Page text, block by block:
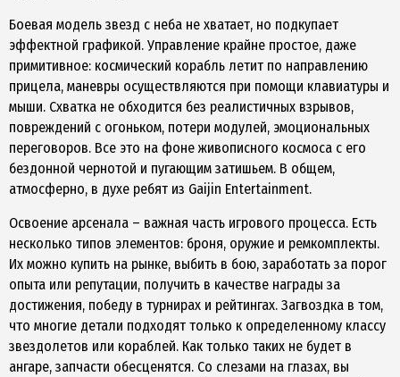
Боевая модель звезд с неба не хватает, но подкупает
эффектной графикой. Управление крайне простое, даже
примитивное: космический корабль летит по направлению
прицела, маневры осуществляются при помощи клавиатуры и
мыши. Схватка не обходится без реалистичных взрывов,
повреждений с огоньком, потери модулей, эмоциональных
переговоров. Все это на фоне живописного космоса с его
бездонной чернотой и пугающим затишьем. В общем,
атмосферно, в духе ребят из Gaijin Entertainment.
Освоение арсенала – важная часть игрового процесса. Есть
несколько типов элементов: броня, оружие и ремкомплекты.
Их можно купить на рынке, выбить в бою, заработать за порог
опыта или репутации, получить в качестве награды за
достижения, победу в турнирах и рейтингах. Загвоздка в том,
что многие детали подходят только к определенному классу
звездолетов или кораблей. Как только таких не будет в
ангаре, запчасти обесценятся. Со слезами на глазах, вы